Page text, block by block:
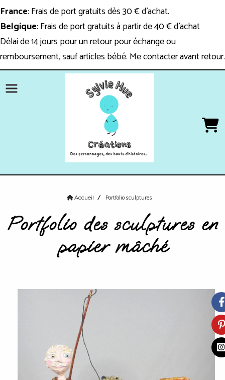
France: Frais de port gratuits dès 30 € d'achat.
Belgique: Frais de port gratuits à partir de 40 € d'achat
Délai de 14 jours pour un retour pour échange ou
remboursement, sauf articles bébé. Me contacter avant retour.
Accueil Portfolio sculptures
Portfolio des sculptures en
papier mâché